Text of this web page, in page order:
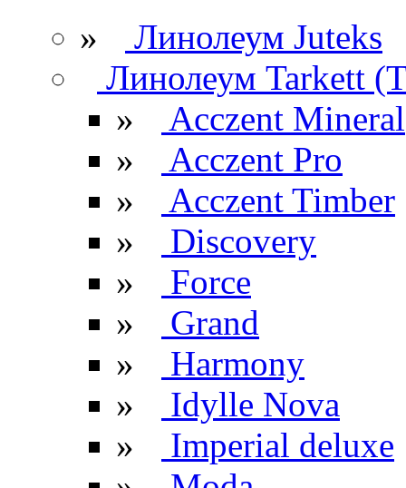
»
Линолеум Juteks
Линолеум Tarkett
»
Acczent Mineral
»
Acczent Pro
»
Acczent Timber
»
Discovery
»
Force
»
Grand
»
Harmony
»
Idylle Nova
»
Imperial deluxe